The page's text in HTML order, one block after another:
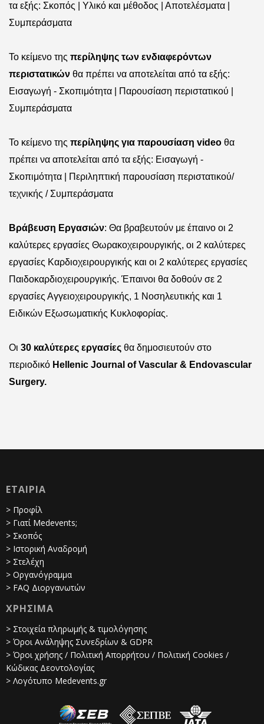
τα εξής: Σκοπός | Υλικό και μέθοδος | Αποτελέσματα |
Συμπεράσματα
Το κείμενο της περίληψης των ενδιαφερόντων
περιστατικών θα πρέπει να αποτελείται από τα εξής:
Εισαγωγή - Σκοπιμότητα | Παρουσίαση περιστατικού |
Συμπεράσματα
Το κείμενο της περίληψης για παρουσίαση video θα
πρέπει να αποτελείται από τα εξής: Εισαγωγή -
Σκοπιμότητα | Περιληπτική παρουσίαση περιστατικού/
τεχνικής / Συμπεράσματα
Βράβευση Εργασιών: Θα βραβευτούν με έπαινο οι 2
καλύτερες εργασίες Θωρακοχειρουργικής, οι 2 καλύτερες
εργασίες Καρδιοχειρουργικής και οι 2 καλύτερες εργασίες
Παιδοκαρδιοχειρουργικής. Έπαινοι θα δοθούν σε 2
εργασίες Αγγειοχειρουργικής, 1 Νοσηλευτικής και 1
Ειδικών Εξωσωματικής Κυκλοφορίας.
Οι 30 καλύτερες εργασίες θα δημοσιευτούν στο
περιοδικό Hellenic Journal of Vascular & Endovascular
Surgery.
ΕΤΑΙΡΙΑ
> Προφίλ
> Γιατί Medevents;
> Σκοπός
> Ιστορική Αναδρομή
> Στελέχη
> Οργανόγραμμα
> FAQ Διοργανωτών
ΧΡΗΣΙΜΑ
> Στοιχεία πληρωμής & τιμολόγησης
> Όροι Ανάληψης Συνεδρίων & GDPR
> Όροι χρήσης / Πολιτική Απορρήτου / Πολιτική Cookies /
Κώδικας Δεοντολογίας
> Λογότυπο Medevents.gr